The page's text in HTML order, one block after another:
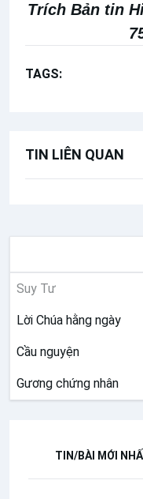
Trích Bản tin
TAGS:
TIN LIÊN QUAN
Suy Tư
Lời Chúa hằng ngày
Cầu nguyện
Gương chứng nhân
TIN/BÀI MỚI